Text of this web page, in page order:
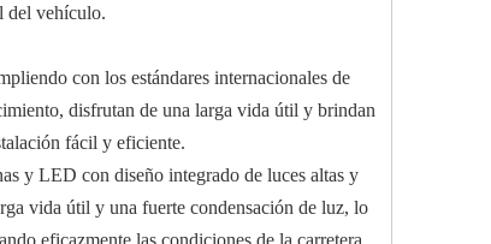
del vehículo.
con los estándares internacionales de
disfrutan de una larga vida útil y brindan
fácil y eficiente.
y LED con diseño integrado de luces altas y
vida útil y una fuerte condensación de luz, lo
eficazmente las condiciones de la carretera